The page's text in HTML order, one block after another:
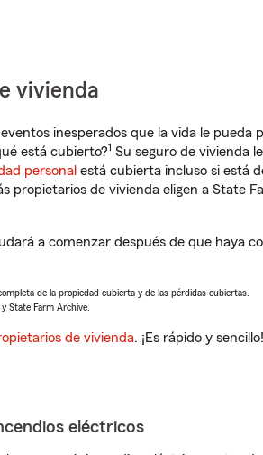
vivienda
inesperados que la vida le pueda
está cubierto?1 Su seguro de vivienda
personal está cubierta incluso si está
propietarios de vivienda eligen a State
a comenzar después de que haya
de la propiedad cubierta y de las pérdidas cubiertas.
State Farm Archive.
de vivienda. ¡Es rápido y sencillo!
eléctricos